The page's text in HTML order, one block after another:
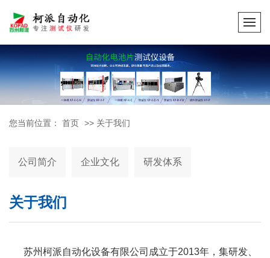
您当前位置： 首页 >> 关于我们
公司简介 企业文化 研发体系
关于我们
苏州柯派自动化设备有限公司成立于2013年，集研发、